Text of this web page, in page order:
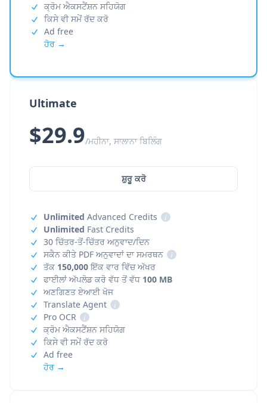
ਕ੍ਰੋਮ ਐਕਸਟੈਂਸ਼ਨ ਸਹਿਯੋਗ
ਕਿਸੇ ਵੀ ਸਮੇਂ ਰੱਦ ਕਰੋ
Ad free
ਹੋਰ →
Ultimate
$29.9/ਮਹੀਨਾ, ਸਾਲਾਨਾ ਬਿਲਿੰਗ
ਸ਼ੁਰੂ ਕਰੋ
Unlimited Advanced Credits
i
Unlimited Fast Credits
30 ਚਿੱਤਰ-ਤੋਂ-ਚਿੱਤਰ ਅਨੁਵਾਦ/ਦਿਨ
ਸਕੈਨ ਕੀਤੇ PDF ਅਨੁਵਾਦਾਂ ਦਾ ਸਮਰਥਨ
i
ਤੱਕ 150,000ਇੱਕ ਵਾਰ ਵਿੱਚ ਅੱਖਰ
ਫਾਈਲਾਂ ਅੱਪਲੋਡ ਕਰੋ ਵੱਧ ਤੋਂ ਵੱਧ 100 MB
ਅਣਗਿਣਤ ਏਆਈ ਖੋਜ
Translate Agent
i
Pro OCR
i
ਕ੍ਰੋਮ ਐਕਸਟੈਂਸ਼ਨ ਸਹਿਯੋਗ
ਕਿਸੇ ਵੀ ਸਮੇਂ ਰੱਦ ਕਰੋ
Ad free
ਹੋਰ →